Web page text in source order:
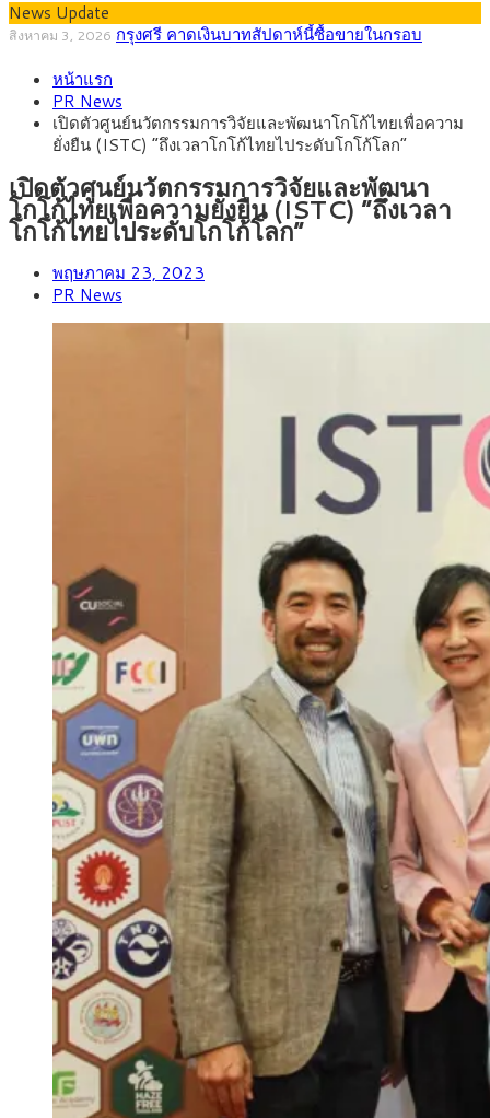
News Update
สิงหาคม 1, 2026 “เอกนิติ” เปิดเครื่องยนต์เศรษฐกิจใหม่ของไทย เดิน
ลายการ์ตูน กรมศุลกากร เตือนผู้ปกครองเฝ้าระวัง หลังยึดล็อตใหญ่
จากเยอรมนี
กรกฎาคม 27, 2026
2569) ซื้อขายในกรอบ 33.40-34.00 มองเฟดคงดอกเบี้ย
สิงหาคม 5, 2026 ครม.ไฟเขียวหลักการ ร่าง พ.ร.ฎ. เปิดทาง รฟม.เดิน
หน้ารถไฟฟ้าสงขลา โมโนเรล 12.54 กม. เชื่อมเมืองหาดใหญ่
สิงหาคม 4, 2026 สธ.ชี้ รพ.รัฐแบกรับผู้ป่วยบัตรทอง 87% แต่ได้งบราย
หัวเพียง 2,618 บาท เสนอทบทวนจัดสรรงบให้สอดคล้องภาระงาน
จริง
สิงหาคม 3, 2026 กรุงศรี คาดเงินบาทสัปดาห์นี้ซื้อขายในกรอบ
33.00-33.60 ติดตามข้อมูลจ้างงานสหรัฐฯ
หน้าแรก
PR News
เปิดตัวศูนย์นวัตกรรมการวิจัยและพัฒนาโกโก้ไทยเพื่อความ
ยั่งยืน (ISTC) “ถึงเวลาโกโก้ไทยไประดับโกโก้โลก”
เปิดตัวศูนย์นวัตกรรมการวิจัยและพัฒนา
โกโก้ไทยเพื่อความยั่งยืน (ISTC) “ถึงเวลา
โกโก้ไทยไประดับโกโก้โลก”
พฤษภาคม 23, 2023
PR News